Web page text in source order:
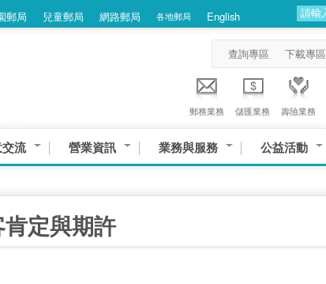
郵局 兒童郵局 網路郵局 各地郵局 English
查詢專區 下載專區
郵務業務 儲匯業務 壽險業務
交流 營業資訊 業務與服務 公益活動
定與期許